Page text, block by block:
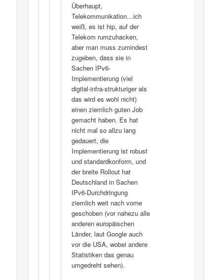
Überhaupt,
Telekommunikation…ich
weiß, es ist hip, auf der
Telekom rumzuhacken,
aber man muss zumindest
zugeben, dass sie in
Sachen IPv6-
Implementierung (viel
digital-infra-strukturiger als
das wird es wohl nicht)
einen ziemlich guten Job
gemacht haben. Es hat
nicht mal so allzu lang
gedauert, die
Implementierung ist robust
und standardkonform, und
der breite Rollout hat
Deutschland in Sachen
IPv6-Durchdringung
ziemlich weit nach vorne
geschoben (vor nahezu alle
anderen europäischen
Länder, laut Google auch
vor die USA, wobei andere
Statistiken das genau
umgedreht sehen).